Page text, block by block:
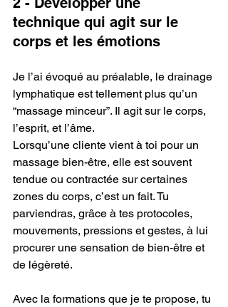
technique qui agit sur le
corps et les émotions
Je l’ai évoqué au préalable, le drainage
lymphatique est tellement plus qu’un
“massage minceur”. Il agit sur le corps,
l’esprit, et l’âme.
Lorsqu’une cliente vient à toi pour un
massage bien-être, elle est souvent
tendue ou contractée sur certaines
zones du corps, c’est un fait. Tu
parviendras, grâce à tes protocoles,
mouvements, pressions et gestes, à lui
procurer une sensation de bien-être et
de légèreté.
Avec la formations que je te propose, tu